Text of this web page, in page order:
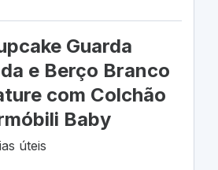
Guarda
e Berço Branco
com Colchão
Baby
úteis